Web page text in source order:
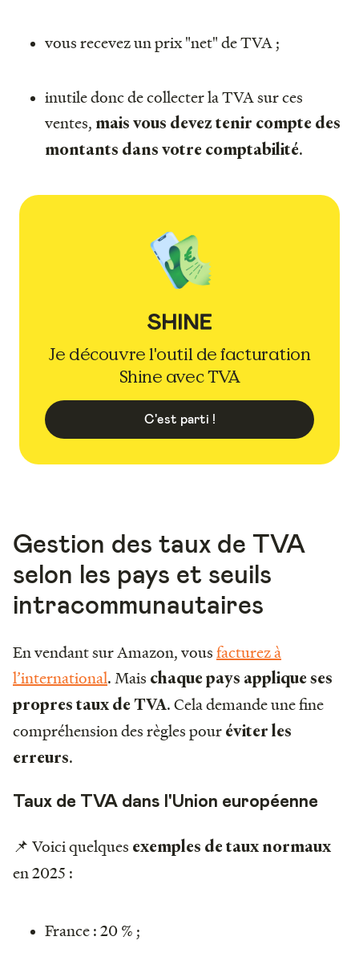
vous recevez un prix "net" de TVA ;
inutile donc de collecter la TVA sur ces
ventes, mais vous devez tenir compte des
montants dans votre comptabilité.
Je découvre l'outil de facturation
Shine avec TVA
C'est parti !
Gestion des taux de TVA
selon les pays et seuils
intracommunautaires
En vendant sur Amazon, vousfacturez à
l’international. Mais chaque pays applique ses
propres taux de TVA. Cela demande une fine
compréhension des règles pour éviter les
erreurs.
Taux de TVA dans l'Union européenne
📌 Voici quelques exemples de taux normaux
en 2025 :
France : 20 % ;